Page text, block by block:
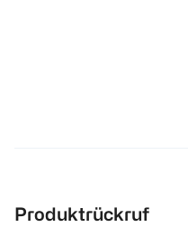
Produktrückruf